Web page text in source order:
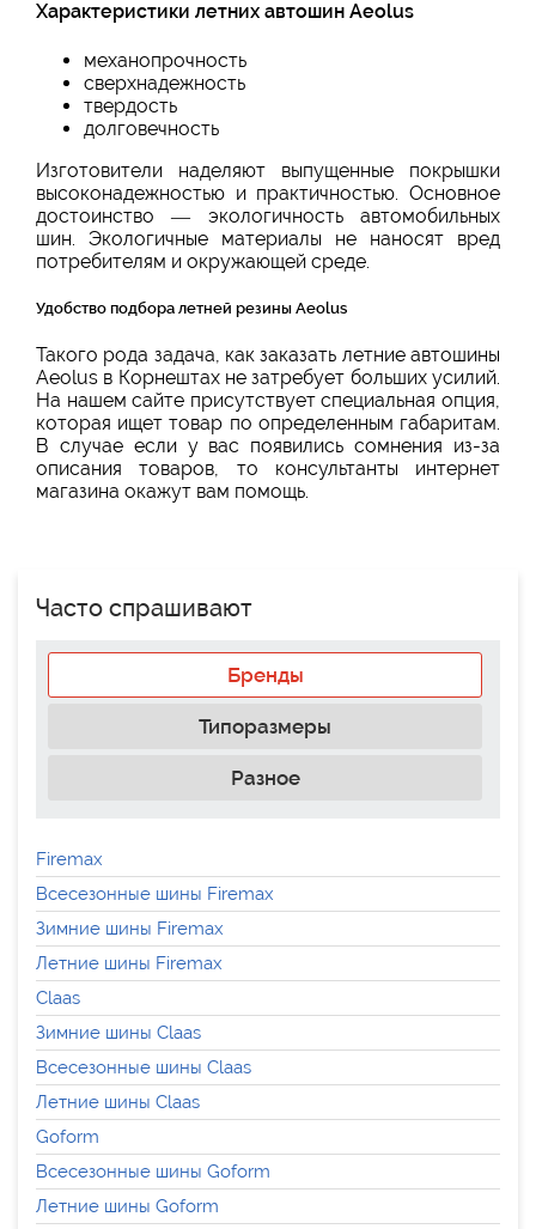
Характеристики летних автошин Aeolus
механопрочность
сверхнадежность
твердость
долговечность
Изготовители наделяют выпущенные покрышки
высоконадежностью и практичностью. Основное
достоинство — экологичность автомобильных
шин. Экологичные материалы не наносят вред
потребителям и окружающей среде.
Удобство подбора летней резины Aeolus
Такого рода задача, как заказать летние автошины
Aeolus в Корнештах не затребует больших усилий.
На нашем сайте присутствует специальная опция,
которая ищет товар по определенным габаритам.
В случае если у вас появились сомнения из-за
описания товаров, то консультанты интернет
магазина окажут вам помощь.
Часто спрашивают
Бренды
Типоразмеры
Разное
Firemax
Всесезонные шины Firemax
Зимние шины Firemax
Летние шины Firemax
Claas
Зимние шины Claas
Всесезонные шины Claas
Летние шины Claas
Goform
Всесезонные шины Goform
Летние шины Goform